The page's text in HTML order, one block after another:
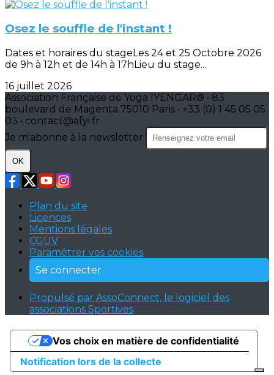
Osez le souffle de l'instant !
Dates et horaires du stageLes 24 et 25 Octobre 2026
de 9h à 12h et de 14h à 17hLieu du stage...
16 juillet 2026
Association Française de Yoga IYENGAR® • 83
boulevard de Magenta 75010 Paris • +33 (0) 1 45 05 05
03 • contact@afyi.fr
Je m'abonne à la newsletter
OK
Plan du site
Licences
Mentions légales
CGUV
Paramétrer vos cookies
Se connecter
Propulsé par AssoConnect, le logiciel des
associations Sportives
Notification lors de la collecte
Vos choix en matière de confidentialité